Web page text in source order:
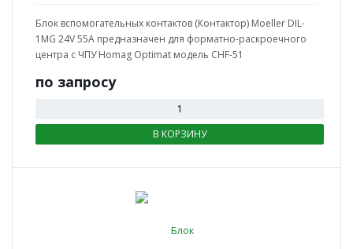
Блок вспомогательных контактов (Контактор) Moeller DIL-
1МG 24V 55A предназначен для форматно-раскроечного
центра с ЧПУ Homag Optimat модель CHF-51
по запросу
В КОРЗИНУ